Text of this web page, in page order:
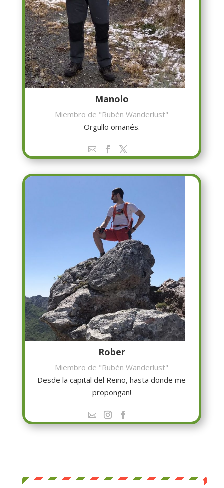
Manolo
Miembro de "Rubén Wanderlust"
Orgullo omañés.
Rober
Miembro de "Rubén Wanderlust"
Desde la capital del Reino, hasta donde me
propongan!